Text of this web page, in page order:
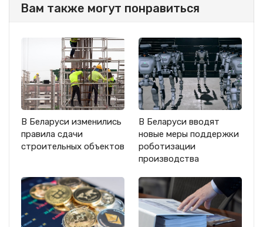
Вам также могут понравиться
В Беларуси изменились
правила сдачи
строительных объектов
В Беларуси вводят
новые меры поддержки
роботизации
производства